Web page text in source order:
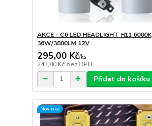
AKCE - C6 LED HEADLIGHT H11 6000K
36W/3800LM 12V
295,00 Kč/ks
243,80 Kč bez DPH
Přidat do košíku
Novinka